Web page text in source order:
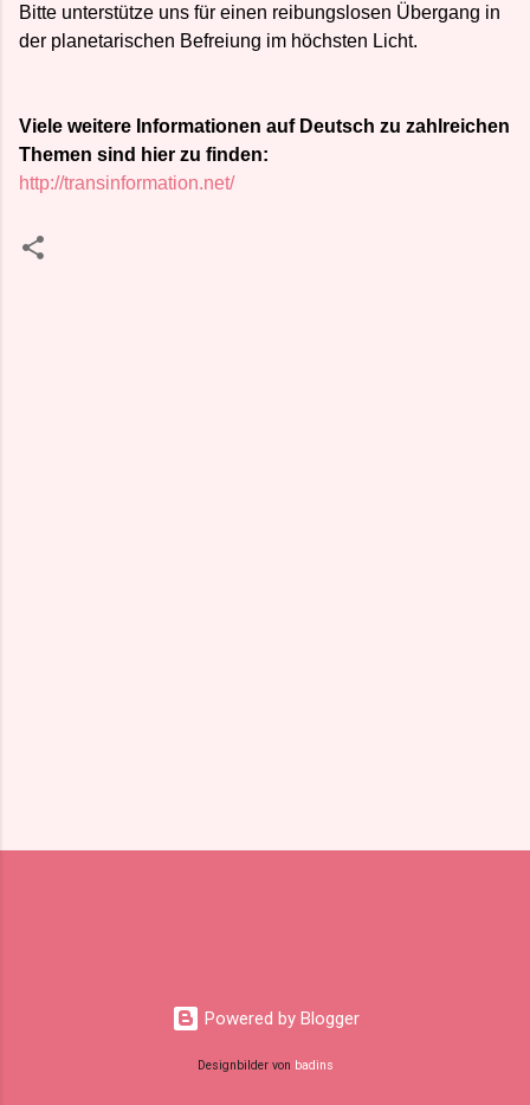
Bitte unterstütze uns für einen reibungslosen Übergang in
der planetarischen Befreiung im höchsten Licht.
Viele weitere Informationen auf Deutsch zu zahlreichen
Themen sind hier zu finden:
http://transinformation.net/
Powered by Blogger
Designbilder von badins